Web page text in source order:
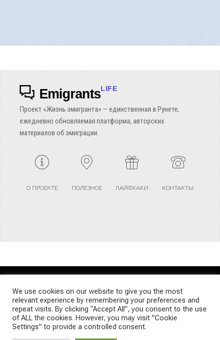
EmigrantsLIFE
Проект «Жизнь эмигранта» — единственная в Рунете,
ежедневно обновляемая платформа, авторских
материалов об эмиграции.
О ПРОЕКТЕ ПОЛЕЗНОЕ ЛАЙФХАКИ КОНТАКТЫ
TERMS AND CONDITIONS PRIVACY POLICY SITEMAP
© Emigrants Life WordPress Theme by TagDiv
We use cookies on our website to give you the most
relevant experience by remembering your preferences and
repeat visits. By clicking “Accept All”, you consent to the use
of ALL the cookies. However, you may visit "Cookie
Settings" to provide a controlled consent.